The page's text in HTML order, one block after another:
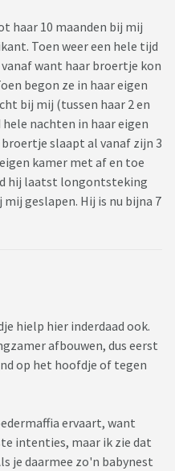
haar 10 maanden bij mij
Toen weer een hele tijd
want haar broertje kon
begon ze in haar eigen
bij mij (tussen haar 2 en
nachten in haar eigen
broertje slaapt al vanaf zijn 3
kamer met af en toe
hij laatst longontsteking
geslapen. Hij is nu bijna 7
hielp hier inderdaad ook.
afbouwen, dus eerst
op het hoofdje of tegen
ervaart, want
intenties, maar ik zie dat
je daarmee zo'n babynest